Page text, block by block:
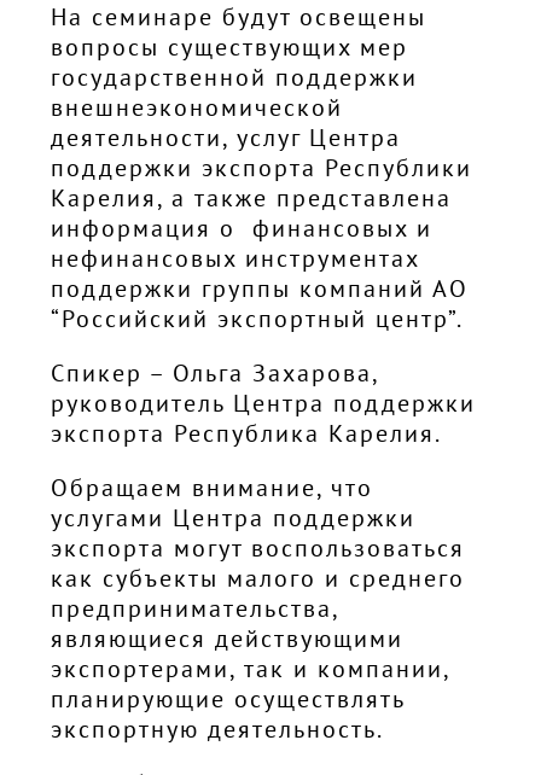
На семинаре будут освещены
вопросы существующих мер
государственной поддержки
внешнеэкономической
деятельности, услуг Центра
поддержки экспорта Республики
Карелия, а также представлена
информация о финансовых и
нефинансовых инструментах
поддержки группы компаний АО
“Российский экспортный центр”.
Спикер – Ольга Захарова,
руководитель Центра поддержки
экспорта Республика Карелия.
Обращаем внимание, что
услугами Центра поддержки
экспорта могут воспользоваться
как субъекты малого и среднего
предпринимательства,
являющиеся действующими
экспортерами, так и компании,
планирующие осуществлять
экспортную деятельность.